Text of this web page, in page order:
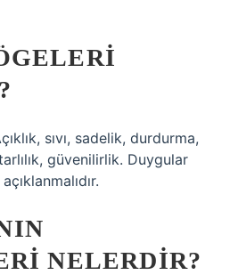
sıvı, sadelik, durdurma,
güvenilirlik. Duygular
NELERDIR?